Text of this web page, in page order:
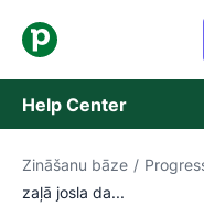
Help Center
Zināšanu bāze
Zināšanu bāze /
zaļā josla da...